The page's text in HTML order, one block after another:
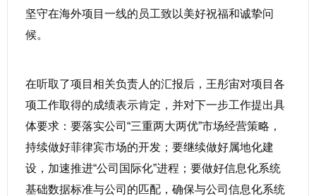
坚守在海外项目一线的员工致以美好祝福和诚挚问
候。
在听取了项目相关负责人的汇报后，王彤宙对项目各
项工作取得的成绩表示肯定，并对下一步工作提出具
体要求：要落实公司“三重两大两优”市场经营策略，
持续做好菲律宾市场的开发；要继续做好属地化建
设，加速推进“公司国际化”进程；要做好信息化系统
基础数据标准与公司的匹配，确保与公司信息化系统